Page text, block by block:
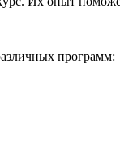
программ: